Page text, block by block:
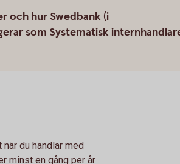
och hur Swedbank (i
som Systematisk
du handlar med
minst en gång per år